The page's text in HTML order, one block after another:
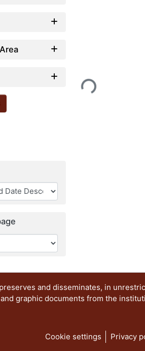
Loading...
and disseminates, in
graphic documents from the
Cookie settings Privacy